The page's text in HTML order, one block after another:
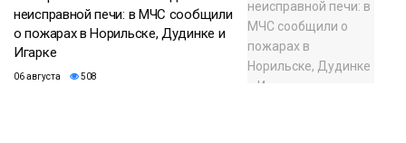
неисправной печи: в МЧС сообщили
о пожарах в Норильске, Дудинке и
Игарке
06 августа 508